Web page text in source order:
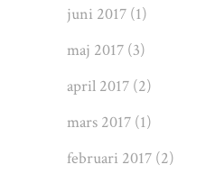
juni 2017 (1)
maj 2017 (3)
april 2017 (2)
mars 2017 (1)
februari 2017 (2)